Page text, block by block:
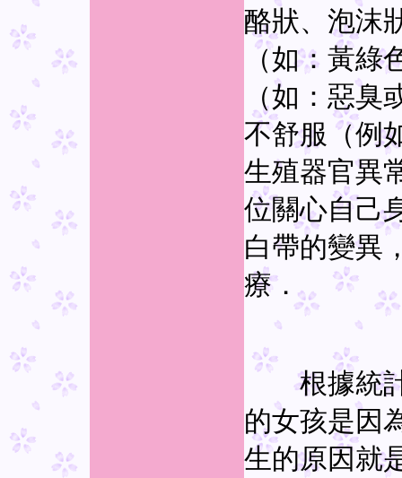
酪狀、泡沫
（如：黃綠
（如：惡
不舒服（例
生殖器官異
位關心自己
白帶的變異
療．
根據統計
的女孩是因
生的原因就